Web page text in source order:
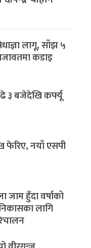
लागू, साँझ ५
कडाइ
३ बजेदेखि कर्फ्यू
फेरिए, नयाँ एसपी
जाम हुँदा वर्षाको
लागि